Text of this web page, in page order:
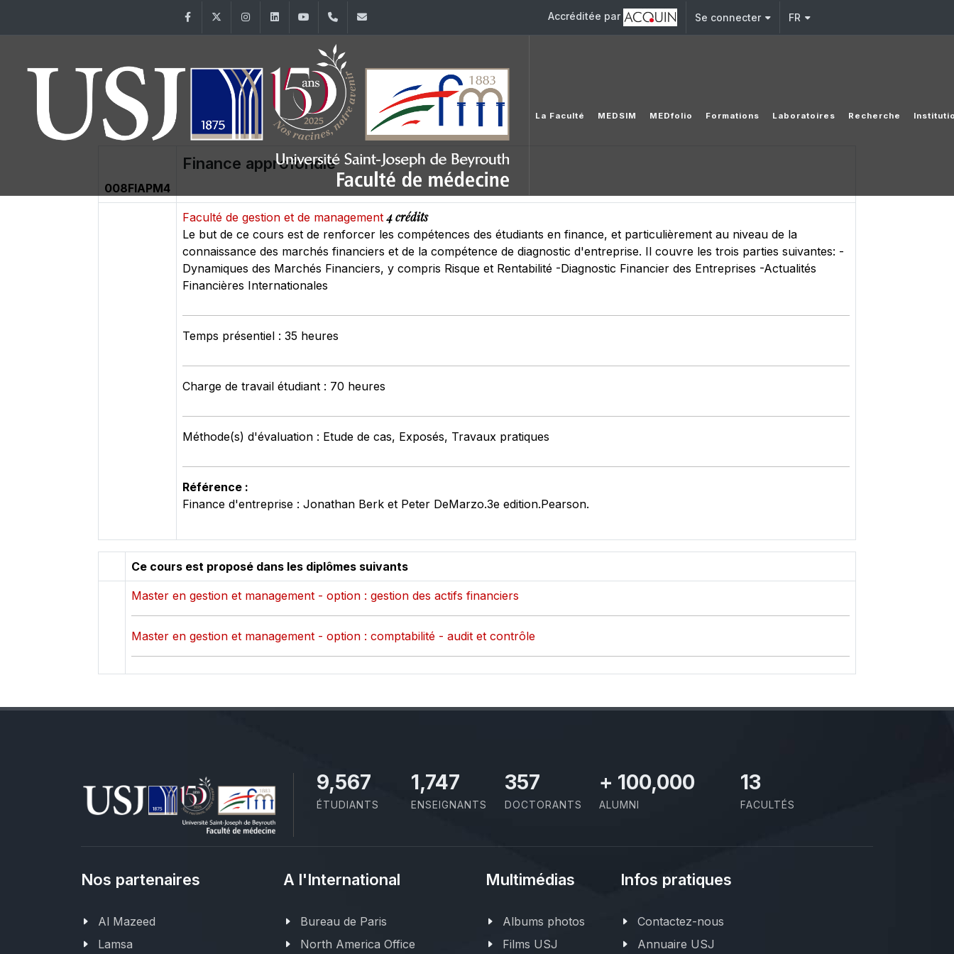
FacebookTwitter InstagramLinkedInYouTube+961 (1) 421 235 Accréditée par Se connecter FR
La Faculté MEDSIM MEDfolio Formations Laboratoires Recherche
008FIAPM4
Finance approfondie
Faculté de gestion et de management4 crédits
Le but de ce cours est de renforcer les compétences des étudiants en finance, et particulièrement au niveau de la
connaissance des marchés financiers et de la compétence de diagnostic d'entreprise. Il couvre les trois parties suivantes: -
Dynamiques des Marchés Financiers, y compris Risque et Rentabilité -Diagnostic Financier des Entreprises -Actualités
Financières Internationales
Temps présentiel : 35 heures
Charge de travail étudiant : 70 heures
Méthode(s) d'évaluation : Etude de cas, Exposés, Travaux pratiques
Référence :
Finance d'entreprise : Jonathan Berk et Peter DeMarzo.3e edition.Pearson.
Ce cours est proposé dans les diplômes suivants
Master en gestion et management - option : gestion des actifs financiers
Master en gestion et management - option : comptabilité - audit et contrôle
10,801
ÉTUDIANTS
1,973
ENSEIGNANTS
403
DOCTORANTS
+ 100,000
ALUMNI
13
FACULTÉS
Nos partenaires
Al Mazeed
Lamsa
A l'International
Bureau de Paris
North America Office
Multimédias
Albums photos
Films USJ
Infos pratiques
Contactez-nous
Annuaire USJ